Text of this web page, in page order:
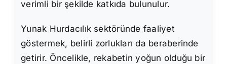
verimli bir şekilde katkıda bulunulur.
Yunak Hurdacılık sektöründe faaliyet
göstermek, belirli zorlukları da beraberinde
getirir. Öncelikle, rekabetin yoğun olduğu bir